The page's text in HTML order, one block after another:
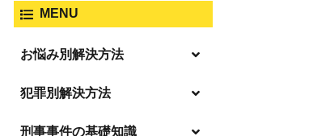
MENU
お悩み別解決方法
逮捕の不安や悩み
犯罪別解決方法
事件別－暴力事件
刑事事件の基礎知識